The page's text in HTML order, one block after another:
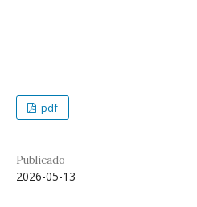
pdf
Publicado
2026-05-13